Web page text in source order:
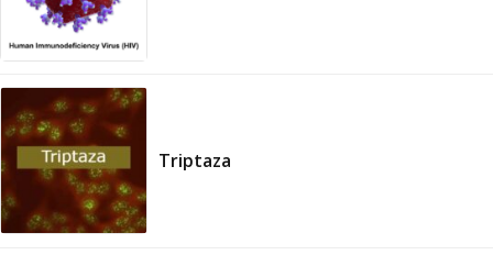
Triptaza